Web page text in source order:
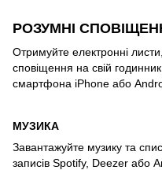
РОЗУМНІ
Отримуйте електронні
сповіщення на свій
смартфона iPhone або
МУЗИКА
Завантажуйте музику та
записів Spotify, Deezer або